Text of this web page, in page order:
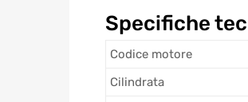
Specifiche
Codice motore
Cilindrata